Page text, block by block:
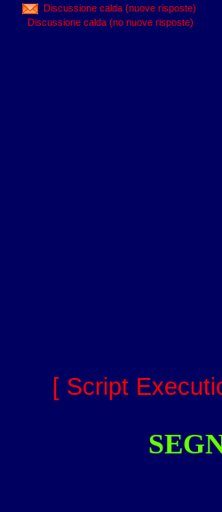
Discussione calda (nuove risposte)
Discussione calda (no nuove risposte)
[ Script